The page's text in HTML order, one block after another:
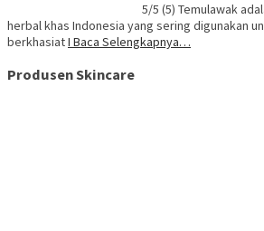
5/5 (5) Temulawak
herbal khas Indonesia yang sering digunakan
berkhasiatI Baca Selengkapnya…
Produsen Skincare